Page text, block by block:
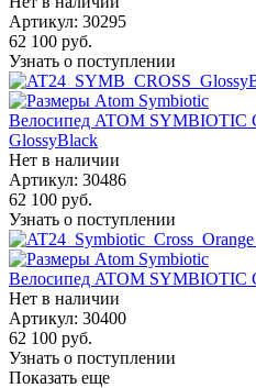
Артикул: 30295
62 100 руб.
Узнать о поступлении
Велосипед ATOM SYMBIOTIC
GlossyBlack
Нет в наличии
Артикул: 30486
62 100 руб.
Узнать о поступлении
Велосипед ATOM SYMBIOTIC
Нет в наличии
Артикул: 30400
62 100 руб.
Узнать о поступлении
Показать еще